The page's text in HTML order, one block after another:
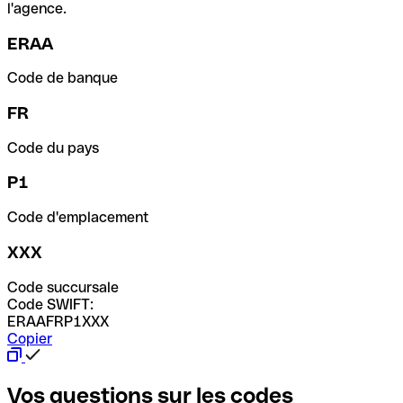
l'agence.
ERAA
Code de banque
FR
Code du pays
P1
Code d'emplacement
XXX
Code succursale
Code SWIFT:
ERAAFRP1XXX
Copier
Vos questions sur les codes